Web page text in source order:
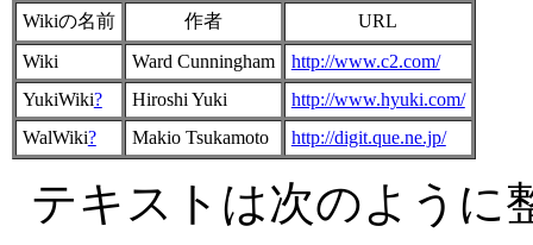
Wikiの名前 作者
URL
Wiki
Ward Cunningham
http://www.c2.com/
YukiWiki? Hiroshi Yuki
http://www.hyuki.com/
WalWiki? Makio Tsukamoto http://digit.que.ne.jp/
テキストは次のように